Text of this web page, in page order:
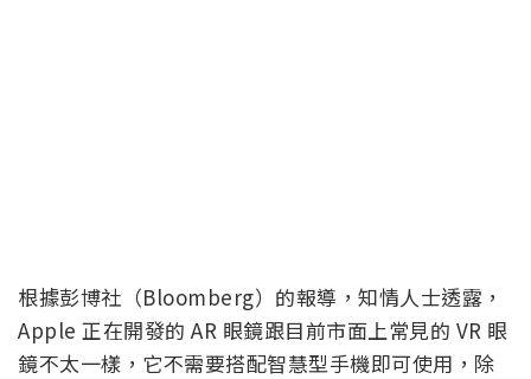
根據彭博社（Bloomberg）的報導，知情人士透露，
Apple 正在開發的 AR 眼鏡跟目前市面上常見的 VR 眼
鏡不太一樣，它不需要搭配智慧型手機即可使用，除